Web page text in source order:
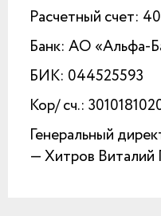
Расчетный счет:
Банк: АО «Альфа-
БИК: 044525593
Кор/ сч.:
Генеральный
— Хитров Виталий